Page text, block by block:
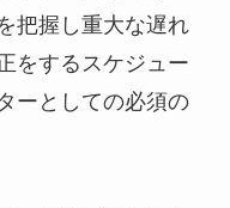
把握し重大な遅れ
をするスケジュー
ーとしての必須の